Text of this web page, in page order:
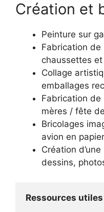
Création et
Peinture sur
Fabrication
chaussettes
Collage
emballages
Fabrication
mères / fête
Bricolages
avion en
Création
dessins,
Ressources utiles